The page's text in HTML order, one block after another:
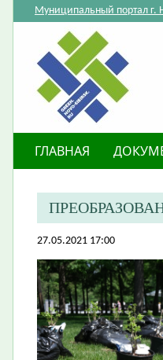
Муниципальный портал г.
ГЛАВНАЯ
27.05.2021 17:00